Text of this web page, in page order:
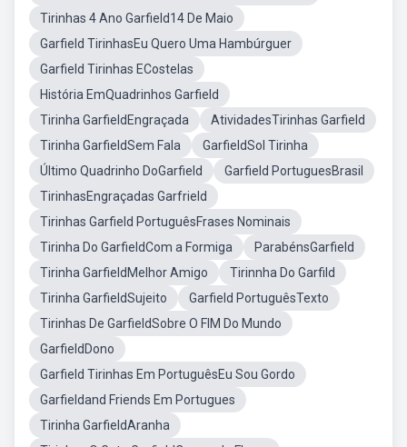
Tirinhas 4 Ano Garfield14 De Maio
Garfield TirinhasEu Quero Uma Hambúrguer
Garfield Tirinhas ECostelas
História EmQuadrinhos Garfield
Tirinha GarfieldEngraçada
AtividadesTirinhas Garfield
Tirinha GarfieldSem Fala
GarfieldSol Tirinha
Último Quadrinho DoGarfield
Garfield PortuguesBrasil
TirinhasEngraçadas Garfrield
Tirinhas Garfield PortuguêsFrases Nominais
Tirinha Do GarfieldCom a Formiga
ParabénsGarfield
Tirinha GarfieldMelhor Amigo
Tirinnha Do Garfild
Tirinha GarfieldSujeito
Garfield PortuguêsTexto
Tirinhas De GarfieldSobre O FIM Do Mundo
GarfieldDono
Garfield Tirinhas Em PortuguêsEu Sou Gordo
Garfieldand Friends Em Portugues
Tirinha GarfieldAranha